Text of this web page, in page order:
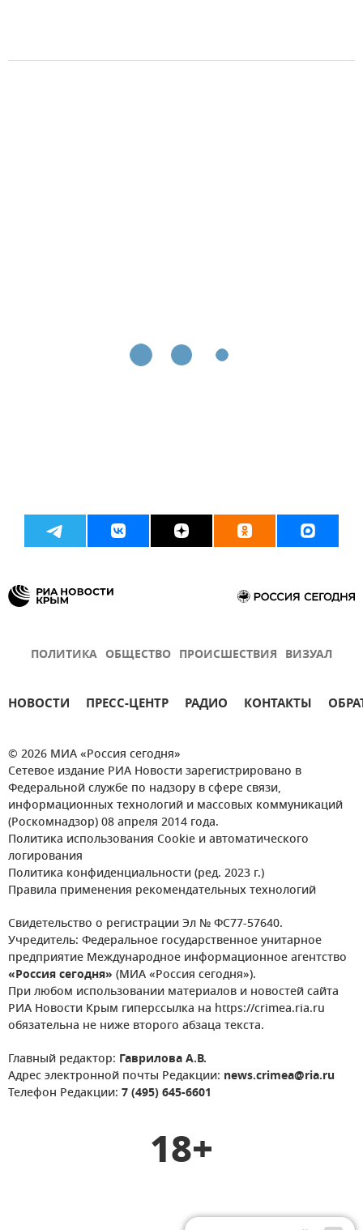
ПОЛИТИКА ОБЩЕСТВО ПРОИСШЕСТВИЯ ВИЗУАЛ
НОВОСТИ ПРЕСС-ЦЕНТР РАДИО КОНТАКТЫ
© 2026 МИА «Россия сегодня»
Сетевое издание РИА Новости зарегистрировано в
Федеральной службе по надзору в сфере связи,
информационных технологий и массовых коммуникаций
(Роскомнадзор) 08 апреля 2014 года.
Политика использования Cookie и автоматического
логирования
Политика конфиденциальности (ред. 2023 г.)
Правила применения рекомендательных технологий
Свидетельство о регистрации Эл № ФС77-57640.
Учредитель: Федеральное государственное унитарное
предприятие Международное информационное агентство
«Россия сегодня» (МИА «Россия сегодня»).
При любом использовании материалов и новостей сайта
РИА Новости Крым гиперссылка на https://crimea.ria.ru
обязательна не ниже второго абзаца текста.
Главный редактор: Гаврилова А.В.
Адрес электронной почты Редакции: news.crimea@ria.ru
Телефон Редакции: 7 (495) 645-6601
18+